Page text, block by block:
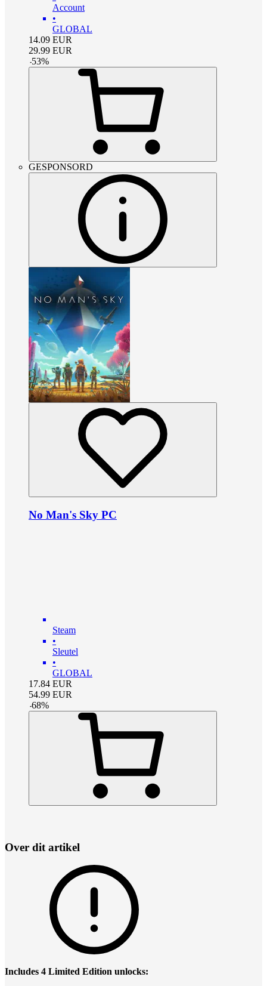
Account
•
GLOBAL
14.09 EUR
29.99 EUR
-53%
GESPONSORD
No Man's Sky PC
Steam
•
Sleutel
•
GLOBAL
17.84 EUR
54.99 EUR
-68%
Over dit artikel
Includes 4 Limited Edition unlocks: